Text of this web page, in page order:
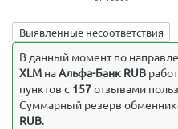
Выявленные несоответствия
В данный момент по
XLMнаАльфа-Банк RUB
пунктов с 157отзывами
Суммарный резерв
RUB.